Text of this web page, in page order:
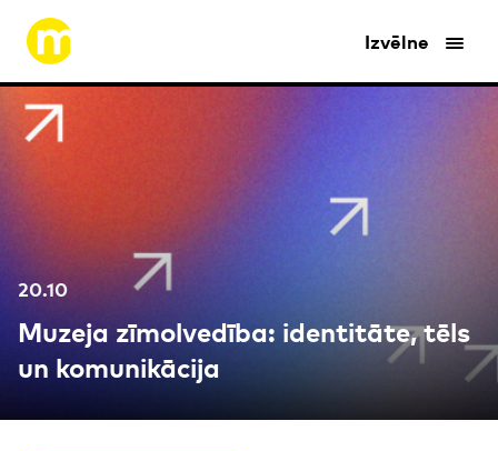
Izvēlne
20.10
Muzeja zīmolvedība: identitāte, tēls
un komunikācija